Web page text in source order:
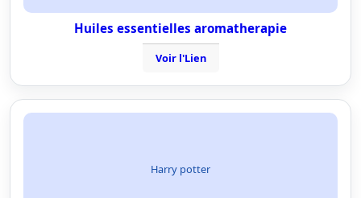
Huiles essentielles aromatherapie
Voir l'Lien
Harry potter